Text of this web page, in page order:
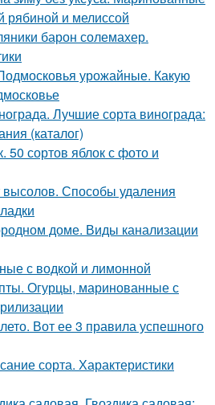
рябиной и мелиссой
барон солемахер.
урожайные. Какую
Лучшие сорта винограда:
(каталог)
50 сортов яблок с фото и
высолов. Способы удаления
доме. Виды канализации
с водкой и лимонной
Огурцы, маринованные с
Вот ее 3 правила успешного
сорта. Характеристики